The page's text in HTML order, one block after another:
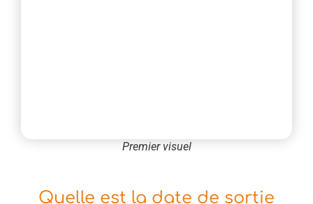
Premier visuel
Quelle est la date de sortie